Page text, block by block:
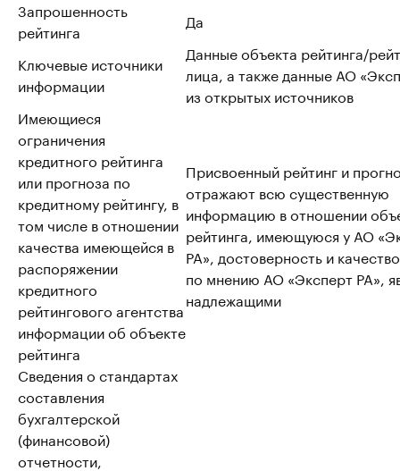
Запрошенность
рейтинга
Да
Ключевые источники
информации
Данные объекта рейтинга/
лица, а также данные АО
из открытых источников
Имеющиеся
ограничения
кредитного рейтинга
или прогноза по
кредитному рейтингу, в
том числе в отношении
качества имеющейся в
распоряжении
кредитного
рейтингового агентства
информации об объекте
рейтинга
Присвоенный рейтинг и
отражают всю существенную
информацию в отношении
рейтинга, имеющуюся у АО
РА», достоверность и
по мнению АО «Эксперт РА»,
надлежащими
Сведения о стандартах
составления
бухгалтерской
(финансовой)
отчетности,